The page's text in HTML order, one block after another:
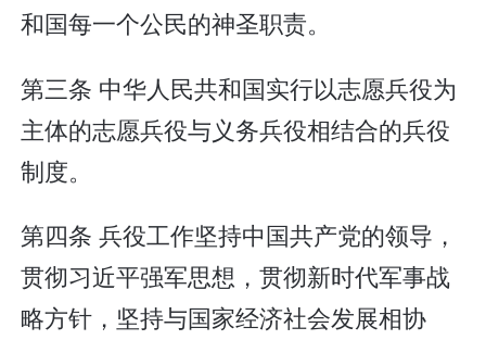
和国每一个公民的神圣职责。
第三条 中华人民共和国实行以志愿兵役为
主体的志愿兵役与义务兵役相结合的兵役
制度。
第四条 兵役工作坚持中国共产党的领导，
贯彻习近平强军思想，贯彻新时代军事战
略方针，坚持与国家经济社会发展相协